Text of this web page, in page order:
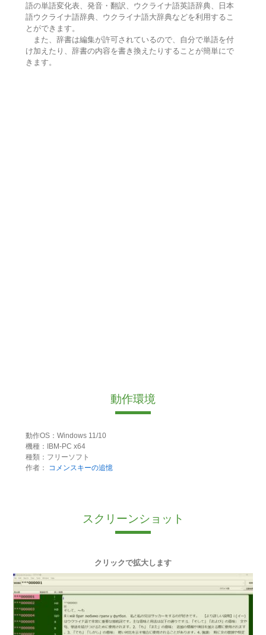
語の単語変化表、発音・翻訳、ウクライナ語英語辞典、日本
語ウクライナ語辞典、ウクライナ語大辞典などを利用するこ
とができます。
また、辞書は編集が許可されているので、自分で単語を付
け加えたり、辞書の内容を書き換えたりすることが簡単にで
きます。
動作環境
動作OS：Windows 11/10
機種：IBM-PC x64
種類：フリーソフト
作者：
コメンスキーの追憶
スクリーンショット
クリックで拡大します